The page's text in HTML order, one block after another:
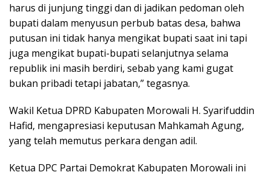
harus di junjung tinggi dan di jadikan pedoman oleh
bupati dalam menyusun perbub batas desa, bahwa
putusan ini tidak hanya mengikat bupati saat ini tapi
juga mengikat bupati-bupati selanjutnya selama
republik ini masih berdiri, sebab yang kami gugat
bukan pribadi tetapi jabatan,” tegasnya.
Wakil Ketua DPRD Kabupaten Morowali H. Syarifuddin
Hafid, mengapresiasi keputusan Mahkamah Agung,
yang telah memutus perkara dengan adil.
Ketua DPC Partai Demokrat Kabupaten Morowali ini